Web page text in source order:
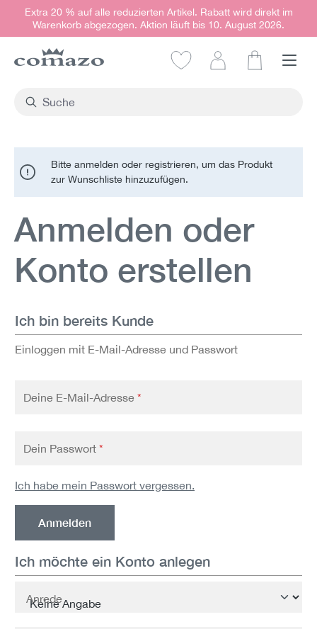
springen
Extra 20 % auf alle reduzierten Artikel. Rabatt wird direkt im
Warenkorb abgezogen. Aktion läuft bis 10. August 2026.
Bitte anmelden oder registrieren, um das Produkt
zur Wunschliste hinzuzufügen.
Anmelden oder
Konto erstellen
Ich bin bereits Kunde
Einloggen mit E-Mail-Adresse und Passwort
Deine E-Mail-Adresse *
Dein Passwort *
Ich habe mein Passwort vergessen.
Anmelden
Ich möchte ein Konto anlegen
Persönliche Informationen
Anrede